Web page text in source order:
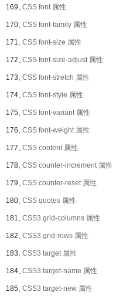
169、CSS font 属性
170、CSS font-family 属性
171、CSS font-size 属性
172、CSS font-size-adjust 属性
173、CSS font-stretch 属性
174、CSS font-style 属性
175、CSS font-variant 属性
176、CSS font-weight 属性
177、CSS content 属性
178、CSS counter-increment 属性
179、CSS counter-reset 属性
180、CSS quotes 属性
181、CSS3 grid-columns 属性
182、CSS3 grid-rows 属性
183、CSS3 target 属性
184、CSS3 target-name 属性
185、CSS3 target-new 属性